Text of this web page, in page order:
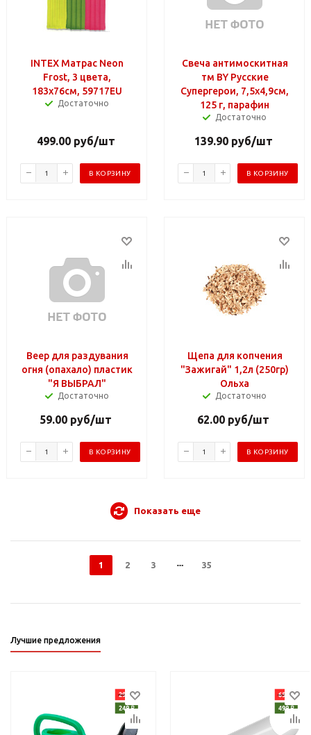
INTEX Матрас Neon
Frost, 3 цвета,
183x76см, 59717EU
Достаточно
499.00руб/шт
В КОРЗИНУ
Свеча антимоскитная
тм BY Русские
Супергерои, 7,5х4,9см,
125 г, парафин
Достаточно
139.90руб/шт
В КОРЗИНУ
Веер для раздувания
огня (опахало) пластик
"Я ВЫБРАЛ"
Достаточно
59.00 руб/шт
В КОРЗИНУ
Щепа для копчения
"Зажигай" 1,2л (250гр)
Ольха
Достаточно
62.00 руб/шт
В КОРЗИНУ
Показать еще
1 2 3 35
Лучшие предложения